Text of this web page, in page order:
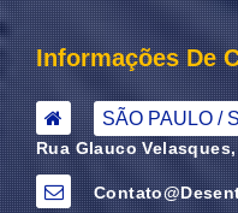
Informações De
SÃO PAULO /
Rua Glauco